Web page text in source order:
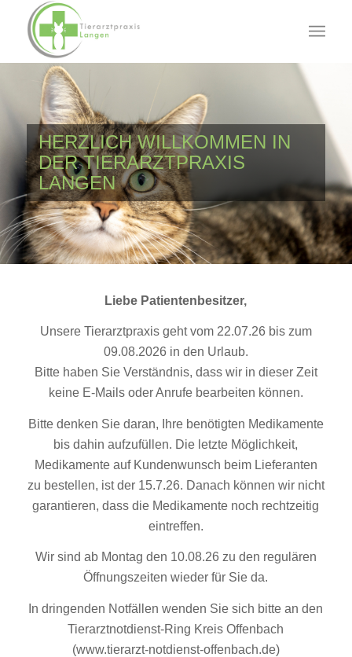
HERZLICH WILLKOMMEN IN
DER TIERARZTPRAXIS
LANGEN
Liebe Patientenbesitzer,
Unsere Tierarztpraxis geht vom 22.07.26 bis zum
09.08.2026 in den Urlaub.
Bitte haben Sie Verständnis, dass wir in dieser Zeit
keine E-Mails oder Anrufe bearbeiten können.
Bitte denken Sie daran, Ihre benötigten Medikamente
bis dahin aufzufüllen. Die letzte Möglichkeit,
Medikamente auf Kundenwunsch beim Lieferanten
zu bestellen, ist der 15.7.26. Danach können wir nicht
garantieren, dass die Medikamente noch rechtzeitig
eintreffen.
Wir sind ab Montag den 10.08.26 zu den regulären
Öffnungszeiten wieder für Sie da.
In dringenden Notfällen wenden Sie sich bitte an den
Tierarztnotdienst-Ring Kreis Offenbach
(www.tierarzt-notdienst-offenbach.de)